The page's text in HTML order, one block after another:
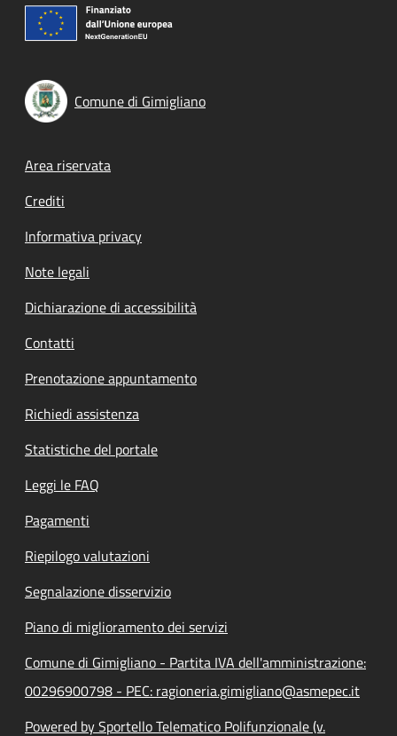
Comune di Gimigliano
Footer menu
Area riservata
Crediti
Informativa privacy
Note legali
Dichiarazione di accessibilità
Contatti
Prenotazione appuntamento
Richiedi assistenza
Statistiche del portale
Leggi le FAQ
Pagamenti
Riepilogo valutazioni
Segnalazione disservizio
Piano di miglioramento dei servizi
Comune di Gimigliano - Partita IVA dell'amministrazione:
00296900798 - PEC: ragioneria.gimigliano@asmepec.it
Powered by Sportello Telematico Polifunzionale (v.